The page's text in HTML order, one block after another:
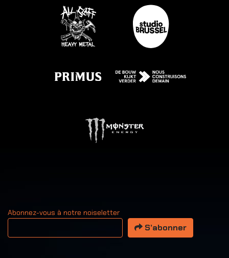
Abonnez-vous à notre noiseletter
Votre adresse email
S’abonner